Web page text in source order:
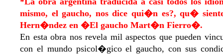
mismo, el gaucho, nos dice qui�n es?, qu�
Hern�ndez en �El gaucho Mart�n Fierro�.
En esta obra nos revela mil aspectos que pueden
con el mundo psicol�gico el gaucho, con sus